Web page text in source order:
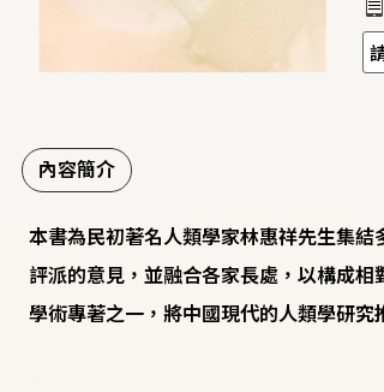
內容簡介
本書為民初著名人類學家林惠祥先生集
評派的意見，並融合各家長處，以構成
學術專著之一，將中國現代的人類學研究